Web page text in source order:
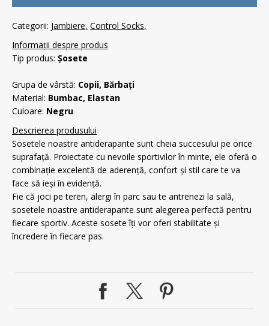
Categorii: Jambiere Control Socks
Informații despre produs
Tip produs: Șosete
Grupa de vârstă: Copii, Bărbați
Material: Bumbac, Elastan
Culoare: Negru
Descrierea produsului
Sosetele noastre antiderapante sunt cheia succesului pe orice
suprafață. Proiectate cu nevoile sportivilor în minte, ele oferă o
combinație excelentă de aderență, confort și stil care te va
face să ieși în evidență.
Fie că joci pe teren, alergi în parc sau te antrenezi la sală,
sosetele noastre antiderapante sunt alegerea perfectă pentru
fiecare sportiv. Aceste sosete îți vor oferi stabilitate și
încredere în fiecare pas.